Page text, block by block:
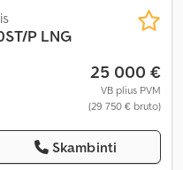
P LNG
25 000 €
VB plius PVM
(29 750 € bruto)
Skambinti